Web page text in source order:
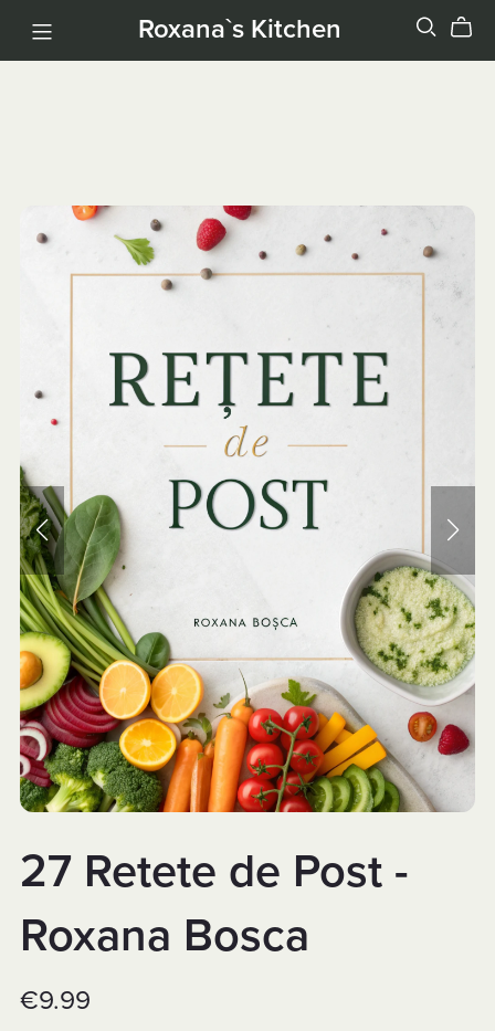
Roxana`s Kitchen
27 Retete de Post -
Roxana Bosca
€9.99